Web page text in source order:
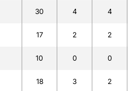
30 4 4
17 2 2
10 0 0
18 3 2